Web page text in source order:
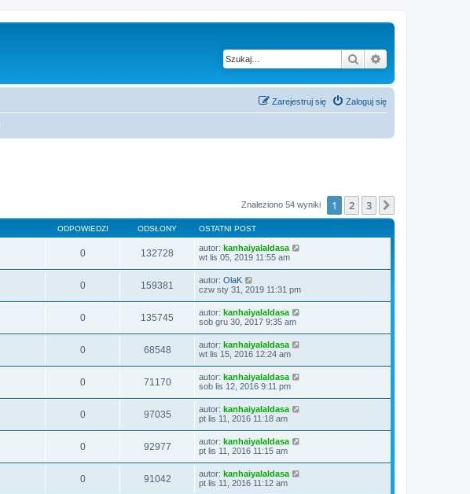
Szukaj
Zaloguj się
Zarejestruj się
Znaleziono 54 wyniki 1 2 3
ODPOWIEDZI ODSŁONY OSTATNI POST
0 132728 autor: kanhaiyalaldasa
wt lis 05, 2019 11:55 am
0 159381 autor: OlaK
czw sty 31, 2019 11:31 pm
0 135745 autor: kanhaiyalaldasa
sob gru 30, 2017 9:35 am
0 68548 autor: kanhaiyalaldasa
wt lis 15, 2016 12:24 am
0 71170 autor: kanhaiyalaldasa
sob lis 12, 2016 9:11 pm
0 97035 autor: kanhaiyalaldasa
pt lis 11, 2016 11:18 am
0 92977 autor: kanhaiyalaldasa
pt lis 11, 2016 11:15 am
0 91042 autor: kanhaiyalaldasa
pt lis 11, 2016 11:12 am